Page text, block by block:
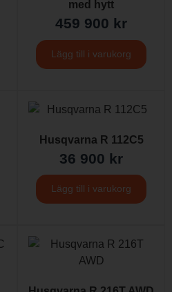
med hytt
459 900 kr
Lägg till i varukorg
Husqvarna R 112C5
36 900 kr
Lägg till i varukorg